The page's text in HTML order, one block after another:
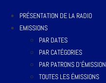
PRÉSENTATION DE LA RADIO
EMISSIONS
PAR DATES
PAR CATÉGORIES
PAR PATRONS
TOUTES LES ÉMISSIONS